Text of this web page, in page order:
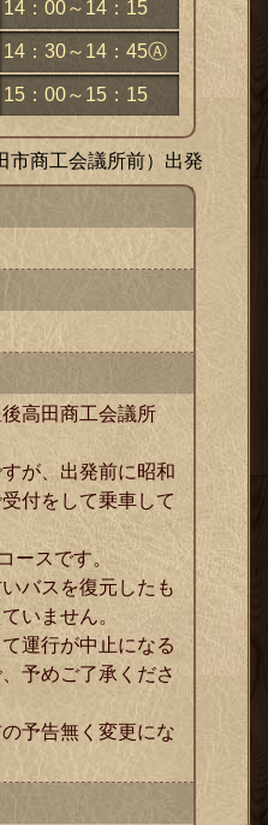
14：00～14：15
14：30～14：45Ⓐ
15：00～15：15
市商工会議所前）出発
高田商工会議所
が、出発前に昭和
付をして乗車して
ースです。
バスを復元したも
いません。
運行が中止になる
予めご了承くださ
予告無く変更にな